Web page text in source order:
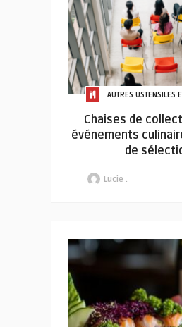
AUTRES USTENSILES
Chaises de
événements
de
Lucie .